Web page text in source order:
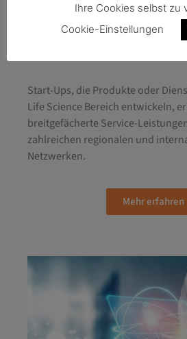
Start-Ups, die Produkte oder
Life Science Bereich entwickeln,
breitgefächerte Service-
zahlreichen regionalen und
Netzwerken.
Mehr erfahren
Ihre Cookies selbst zu
Cookie-Einstellungen